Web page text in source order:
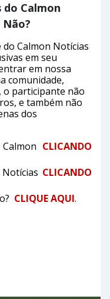
do Calmon
Calmon Notícias
em seu
em nossa
comunidade,
o participante não
e também não
dos
CLICANDO
CLICANDO
CLIQUE AQUI.